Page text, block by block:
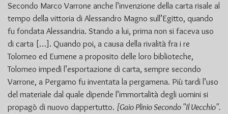
Secondo Marco Varrone anche l’invenzione della carta risale al
tempo della vittoria di Alessandro Magno sull’Egitto, quando
fu fondata Alessandria. Stando a lui, prima non si faceva uso
di carta […]. Quando poi, a causa della rivalità fra i re
Tolomeo ed Eumene a proposito delle loro biblioteche,
Tolomeo impedì l’esportazione di carta, sempre secondo
Varrone, a Pergamo fu inventata la pergamena. Più tardi l’uso
del materiale dal quale dipende l’immortalità degli uomini si
propagò di nuovo dappertutto. [Gaio Plinio Secondo "Il Vecchio".